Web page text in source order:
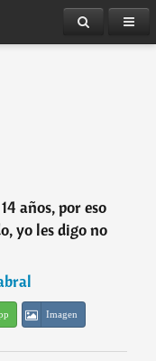
años, por eso
yo les digo no
Imagen